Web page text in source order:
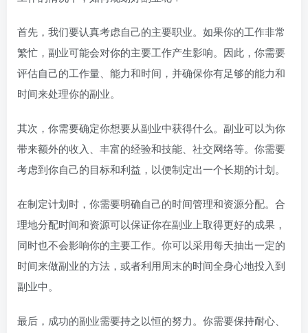
首先，我们要认真考虑自己的主要职业。如果你的工作非常
繁忙，副业可能会对你的主要工作产生影响。因此，你需要
评估自己的工作量、能力和时间，并确保你有足够的能力和
时间来处理你的副业。
其次，你需要确定你想要从副业中获得什么。副业可以为你
带来额外的收入、丰富的经验和技能、社交网络等。你需要
考虑到你自己的目标和利益，以便制定出一个长期的计划。
在制定计划时，你需要明确自己的时间管理和资源分配。合
理地分配时间和资源可以保证你在副业上取得更好的成果，
同时也不会影响你的主要工作。你可以采用每天抽出一定的
时间来做副业的方法，或者利用周末的时间全身心地投入到
副业中。
最后，成功的副业需要持之以恒的努力。你需要保持耐心、